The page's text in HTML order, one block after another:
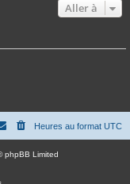
Aller à
Heures au format UTC
phpBB Limited